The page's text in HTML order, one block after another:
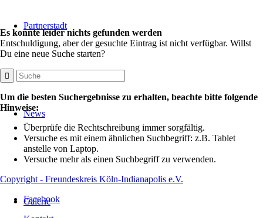
Partnerstadt
News
Galerie
Es konnte leider nichts gefunden werden
Entschuldigung, aber der gesuchte Eintrag ist nicht verfügbar. Willst
Du eine neue Suche starten?
Um die besten Suchergebnisse zu erhalten, beachte bitte folgende
Hinweise:
Überprüfe die Rechtschreibung immer sorgfältig.
Versuche es mit einem ähnlichen Suchbegriff: z.B. Tablet
anstelle von Laptop.
Versuche mehr als einen Suchbegriff zu verwenden.
Copyright - Freundeskreis Köln-Indianapolis e.V.
Facebook